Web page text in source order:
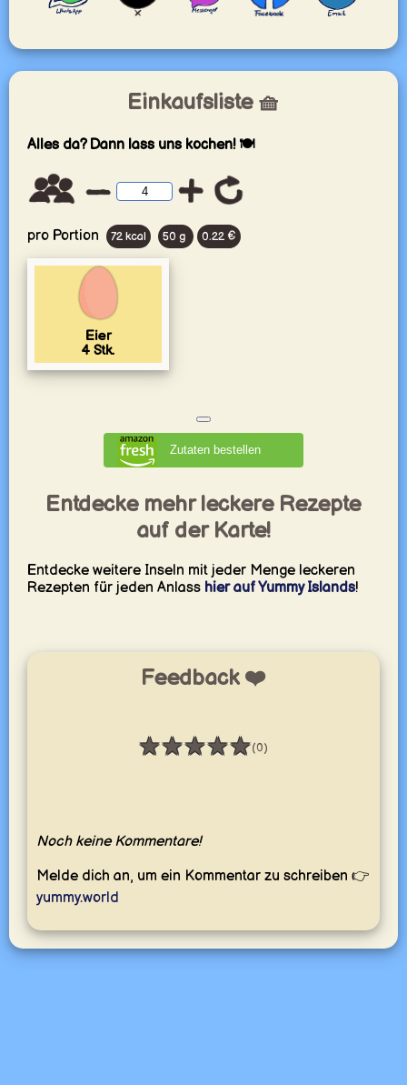
Einkaufsliste 🧺
Alles da? Dann lass uns kochen! 🍽️
pro Portion 72 kcal 50 g 0.22 €
Eier
4 Stk.
Zutaten bestellen
Entdecke mehr leckere Rezepte
auf der Karte!
Entdecke weitere Inseln mit jeder Menge leckeren
Rezepten für jeden Anlass hier auf Yummy Islands!
Feedback ❤️
★★★★★
Bewertung: 0 / 5 (0)
Noch keine Kommentare!
Melde dich an, um ein Kommentar zu schreiben 👉
yummy.world